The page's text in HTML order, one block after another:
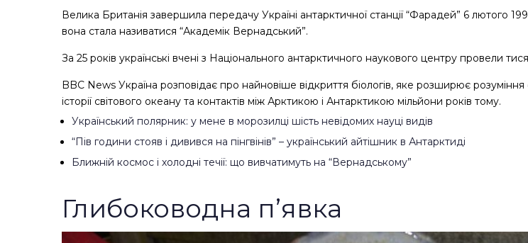
Велика Британія завершила передачу Україні антарктичної станції “Фарадей” 6 лютого
вона стала називатися “Академік Вернадський”.
За 25 років українські вчені з Національного антарктичного наукового центру провели
BBC News Україна розповідає про найновіше відкриття біологів, яке розширює розуміння
історії світового океану та контактів між Арктикою і Антарктикою мільйони років тому.
Український полярник: у мене в морозилці шість невідомих науці видів
“Пів години стояв і дивився на пінгвінів” – український айтішник в Антарктиді
Ближній космос і холодні течії: що вивчатимуть на “Вернадському”
Глибоководна п’явка